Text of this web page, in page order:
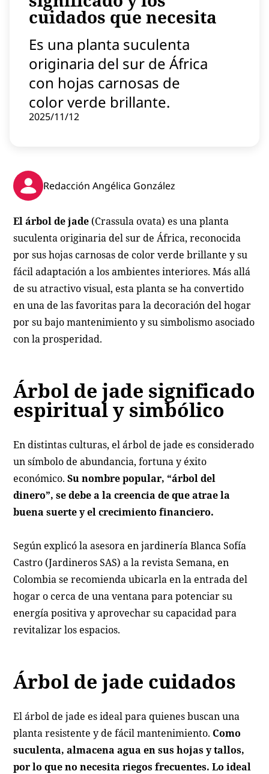
Contenido patrocinado
cuidados que necesita
Es una planta suculenta
originaria del sur de África
con hojas carnosas de
color verde brillante.
2025/11/12
Redacción Angélica González
El árbol de jade (Crassula ovata) es una planta
suculenta originaria del sur de África, reconocida
por sus hojas carnosas de color verde brillante y su
fácil adaptación a los ambientes interiores. Más allá
de su atractivo visual, esta planta se ha convertido
en una de las favoritas para la decoración del hogar
por su bajo mantenimiento y su simbolismo asociado
con la prosperidad.
Árbol de jade significado
espiritual y simbólico
En distintas culturas, el árbol de jade es considerado
un símbolo de abundancia, fortuna y éxito
económico.Su nombre popular, “árbol del
dinero”, se debe a la creencia de que atrae la
buena suerte y el crecimiento financiero.
Según explicó la asesora en jardinería Blanca Sofía
Castro (Jardineros SAS) a la revista Semana, en
Colombia se recomienda ubicarla en la entrada del
hogar o cerca de una ventana para potenciar su
energía positiva y aprovechar su capacidad para
revitalizar los espacios.
Árbol de jade cuidados
El árbol de jade es ideal para quienes buscan una
planta resistente y de fácil mantenimiento. Como
suculenta, almacena agua en sus hojas y tallos,
por lo que no necesita riegos frecuentes. Lo ideal